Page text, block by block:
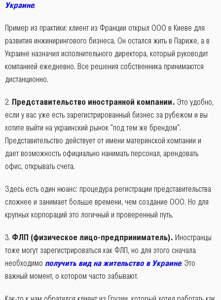
Украине.
Пример из практики: клиент из Франции открыл ООО в Киеве для
развития инжинирингового бизнеса. Он остался жить в Париже, а в
Украине назначил исполнительного директора, который руководит
компанией ежедневно. Все решения собственника принимаются
дистанционно.
Представительство иностранной компании. Это удобно,
если у вас уже есть зарегистрированный бизнес за рубежом и вы
хотите выйти на украинский рынок "под тем же брендом".
Представительство действует от имени материнской компании и
дает возможность официально нанимать персонал, арендовать
офис, открывать счета.
Здесь есть один нюанс: процедура регистрации представительства
сложнее и занимает больше времени, чем создание ООО. Но для
крупных корпораций это логичный и проверенный путь.
ФЛП (физическое лицо-предприниматель). Иностранцы
тоже могут зарегистрироваться как ФЛП, но для этого сначала
необходимо получить вид на жительство в Украине. Это
важный момент, о котором часто забывают.